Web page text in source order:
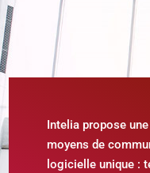
Intelia propose
moyens de
logicielle unique :